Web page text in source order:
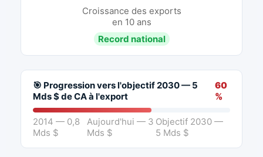
Croissance des exports
en 10 ans
Record national
🎯 Progression vers l'objectif 2030 — 5
Mds $ de CA à l'export
60
%
2014 — 0,8
Mds $
Aujourd'hui — 3
Mds $
Objectif 2030 —
5 Mds $